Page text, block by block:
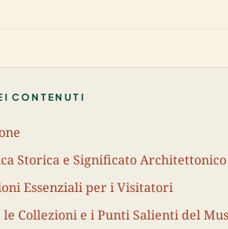
CONTENUTI
Storica e Significato Architettonico
Essenziali per i Visitatori
Collezioni e i Punti Salienti del